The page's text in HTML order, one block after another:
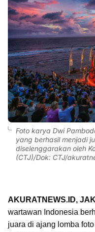
Foto karya Dwi
yang berhasil menjadi
diselenggarakan oleh
(CTJ)/Dok: CTJ/
AKURATNEWS.ID,
wartawan Indonesia
juara di ajang lomba